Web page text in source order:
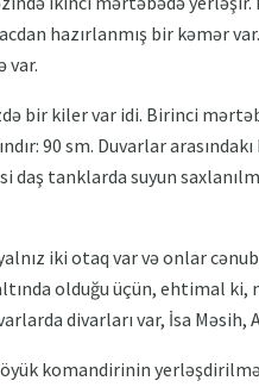
hazırlanmış bir kəmər
var.
bir kiler var idi. Birinci
90 sm. Duvarlar
daş tanklarda suyun
iki otaq var və onlar
olduğu üçün, ehtimal
divarları var, İsa Məsih,
komandirinin